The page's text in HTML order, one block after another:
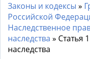
Законы и кодексы »
Российской
Наследственное
наследства » Статья
наследства